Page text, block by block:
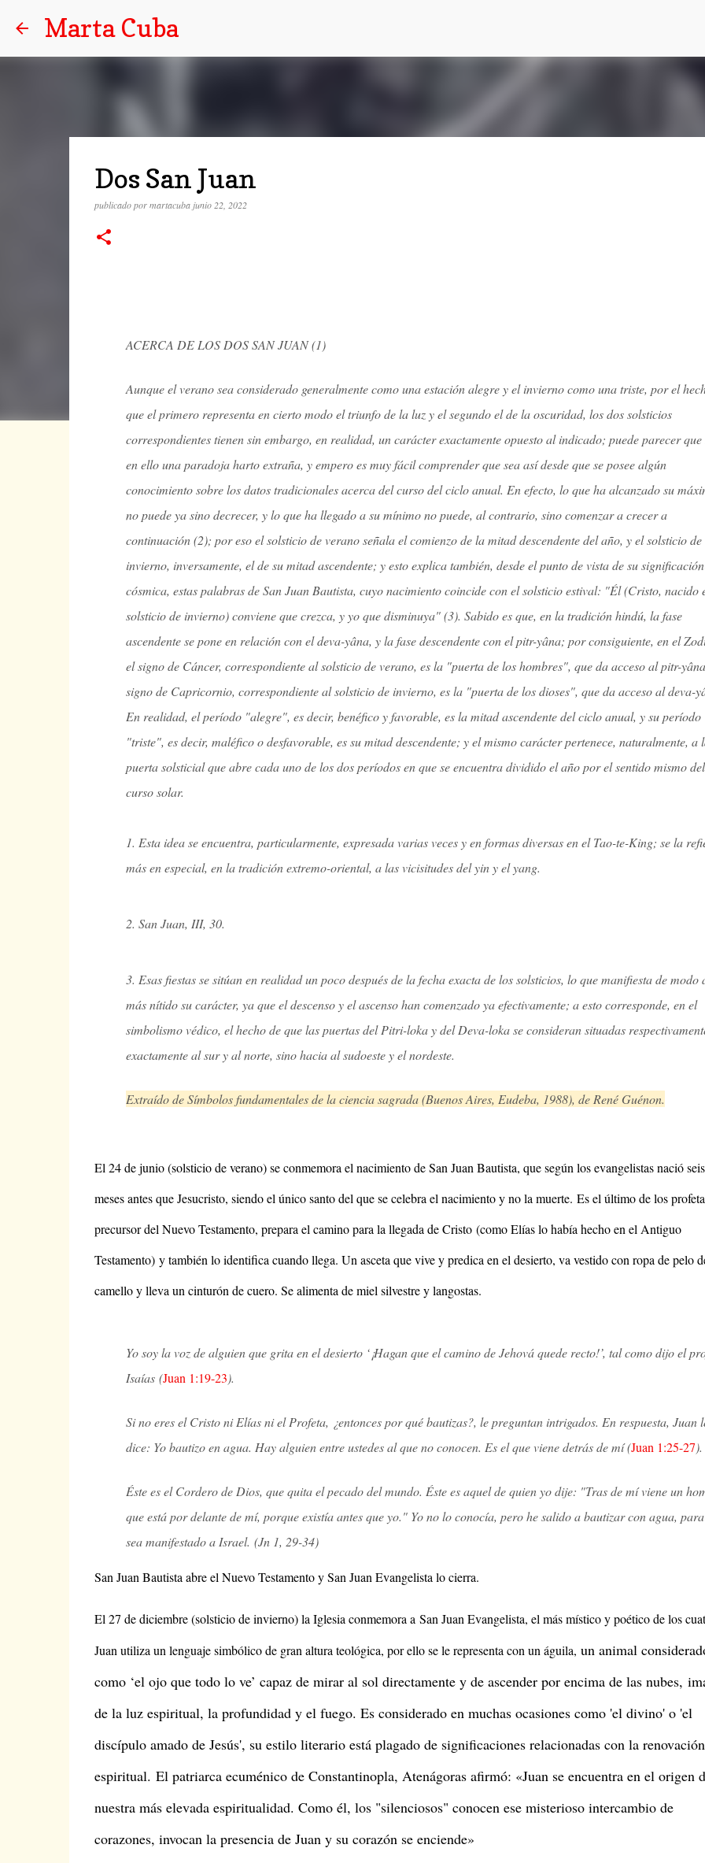
Marta Cuba
Dos San Juan
publicado pormartacuba junio 22, 2022
ACERCA DE LOS DOS SAN JUAN (1)
Aunque el verano sea considerado generalmente como una estación alegre y el invierno como una triste, por el
que el primero representa en cierto modo el triunfo de la luz y el segundo el de la oscuridad, los dos solsticios
correspondientes tienen sin embargo, en realidad, un carácter exactamente opuesto al indicado; puede parecer que
en ello una paradoja harto extraña, y empero es muy fácil comprender que sea así desde que se posee algún
conocimiento sobre los datos tradicionales acerca del curso del ciclo anual. En efecto, lo que ha alcanzado su
no puede ya sino decrecer, y lo que ha llegado a su mínimo no puede, al contrario, sino comenzar a crecer a
continuación (2); por eso el solsticio de verano señala el comienzo de la mitad descendente del año, y el solsticio de
invierno, inversamente, el de su mitad ascendente; y esto explica también, desde el punto de vista de su significación
cósmica, estas palabras de San Juan Bautista, cuyo nacimiento coincide con el solsticio estival: "Él (Cristo, nacido
solsticio de invierno) conviene que crezca, y yo que disminuya" (3). Sabido es que, en la tradición hindú, la fase
ascendente se pone en relación con el deva-yâna, y la fase descendente con el pitr-yâna; por consiguiente, en el
el signo de Cáncer, correspondiente al solsticio de verano, es la "puerta de los hombres", que da acceso al pitr-
signo de Capricornio, correspondiente al solsticio de invierno, es la "puerta de los dioses", que da acceso al deva-
En realidad, el período "alegre", es decir, benéfico y favorable, es la mitad ascendente del ciclo anual, y su período
"triste", es decir, maléfico o desfavorable, es su mitad descendente; y el mismo carácter pertenece, naturalmente, a
puerta solsticial que abre cada uno de los dos períodos en que se encuentra dividido el año por el sentido mismo del
curso solar.
1. Esta idea se encuentra, particularmente, expresada varias veces y en formas diversas en el Tao-te-King; se la
más en especial, en la tradición extremo-oriental, a las vicisitudes del yin y el yang.
2. San Juan, III, 30.
3. Esas fiestas se sitúan en realidad un poco después de la fecha exacta de los solsticios, lo que manifiesta de modo
más nítido su carácter, ya que el descenso y el ascenso han comenzado ya efectivamente; a esto corresponde, en el
simbolismo védico, el hecho de que las puertas del Pitri-loka y del Deva-loka se consideran situadas
exactamente al sur y al norte, sino hacia al sudoeste y el nordeste.
Extraído de Símbolos fundamentales de la ciencia sagrada (Buenos Aires, Eudeba, 1988), de René Guénon.
El 24 de junio (solsticio de verano) se conmemora el nacimiento de San Juan Bautista, que según los evangelistas nació seis
meses antes que Jesucristo, siendo el único santo del que se celebra el nacimiento y no la muerte. Es el último de los
precursor del Nuevo Testamento, prepara el camino para la llegada de Cristo (como Elías lo había hecho en el Antiguo
Testamento) y también lo identifica cuando llega. Un asceta que vive y predica en el desierto, va vestido con ropa de pelo
camello y lleva un cinturón de cuero. Se alimenta de miel silvestre y langostas.
Yo soy la voz de alguien que grita en el desierto ‘¡Hagan que el camino de Jehová quede recto!’, tal como dijo el
Isaías(Juan 1:19-23).
Si no eres el Cristo ni Elías ni el Profeta, ¿entonces por qué bautizas?, le preguntan intrigados. En respuesta, Juan
dice: Yo bautizo en agua. Hay alguien entre ustedes al que no conocen. Es el que viene detrás de mí(Juan 1:25-27).
Éste es el Cordero de Dios, que quita el pecado del mundo. Éste es aquel de quien yo dije: "Tras de mí viene un
que está por delante de mí, porque existía antes que yo." Yo no lo conocía, pero he salido a bautizar con agua,
sea manifestado a Israel. (Jn 1, 29-34)
San Juan Bautista abre el Nuevo Testamento y San Juan Evangelista lo cierra.
El 27 de diciembre (solsticio de invierno) la Iglesia conmemora a San Juan Evangelista, el más místico y poético de los
Juan utiliza un lenguaje simbólico de gran altura teológica, por ello se le representa con un águila, un animal
como ‘el ojo que todo lo ve’ capaz de mirar al sol directamente y de ascender por encima de las nubes,
de la luz espiritual, la profundidad y el fuego. Es considerado en muchas ocasiones como 'el divino' o 'el
discípulo amado de Jesús', su estilo literario está plagado de significaciones relacionadas con la renovación
espiritual. El patriarca ecuménico de Constantinopla, Atenágoras afirmó: «Juan se encuentra en el origen
nuestra más elevada espiritualidad. Como él, los "silenciosos" conocen ese misterioso intercambio de
corazones, invocan la presencia de Juan y su corazón se enciende»